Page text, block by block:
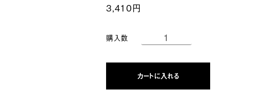
3,410円
購入数
カートに入れる